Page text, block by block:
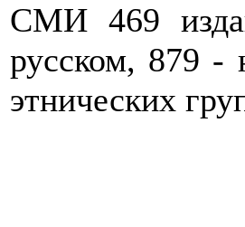
СМИ 469
русском, 879 -
этнических